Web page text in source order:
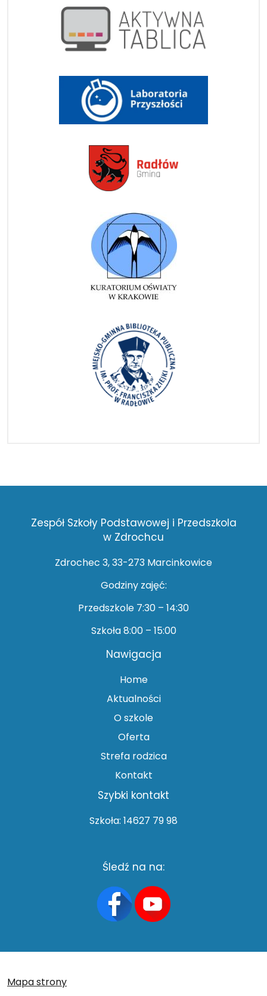
Zespół Szkoły Podstawowej i Przedszkola
w Zdrochcu
Zdrochec 3, 33-273 Marcinkowice
Godziny zajęć:
Przedszkole 7:30 – 14:30
Szkoła 8:00 – 15:00
Nawigacja
Home
Aktualności
O szkole
Oferta
Strefa rodzica
Kontakt
Szybki kontakt
Szkoła: 14627 79 98
Śledź na na:
Mapa strony